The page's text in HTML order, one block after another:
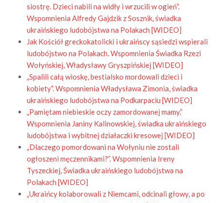
siostrę. Dzieci nabili na widły i wrzucili w ogień”.
Wspomnienia Alfredy Gajdzik z Sosznik, świadka
ukraińskiego ludobójstwa na Polakach [WIDEO]
Jak Kościół greckokatolicki i ukraińscy sąsiedzi wspierali
ludobójstwo na Polakach. Wspomnienia Świadka Rzezi
Wołyńskiej, Władysławy Gryszpińskiej [WIDEO]
„Spalili całą wioskę, bestialsko mordowali dzieci i
kobiety”. Wspomnienia Władysława Zimonia, świadka
ukraińskiego ludobójstwa na Podkarpaciu [WIDEO]
„Pamiętam niebieskie oczy zamordowanej mamy.”
Wspomnienia Janiny Kalinowskiej, świadka ukraińskiego
ludobójstwa i wybitnej działaczki kresowej [WIDEO]
„Dlaczego pomordowani na Wołyniu nie zostali
ogłoszeni męczennikami?”. Wspomnienia Ireny
Tyszeckiej, Świadka ukraińskiego ludobójstwa na
Polakach [WIDEO]
„Ukraińcy kolaborowali z Niemcami, odcinali głowy, a po